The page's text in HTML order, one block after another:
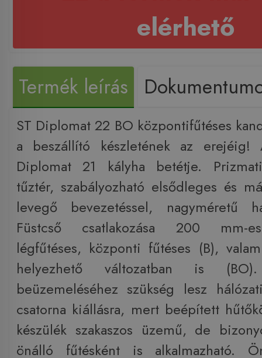
elérhető
Termék leírás
ST Diplomat 22 BO központifűtéses
a beszállító készletének az
Diplomat 21 kályha betétje.
tűztér, szabályozható elsődleges és
levegő bevezetéssel, nagyméretű
Füstcső csatlakozása 200 mm-
légfűtéses, központi fűtéses (B),
helyezhető változatban is
beüzemeléséhez szükség lesz
csatorna kiállásra, mert beépített
készülék szakaszos üzemű, de
önálló fűtésként is alkalmazható.